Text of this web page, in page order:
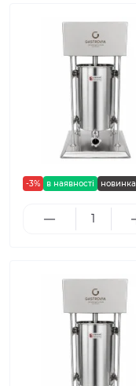
-3% в наявності новинка